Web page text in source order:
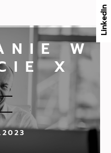
LinkedIn
W
X